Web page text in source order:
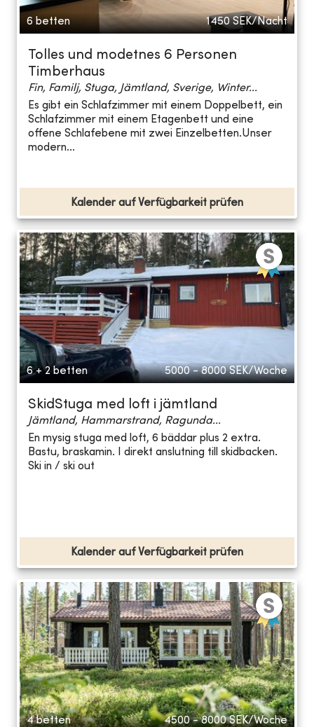
6 betten 1450 SEK/Nacht
Tolles und modetnes 6 Personen
Timberhaus
Fin, Familj, Stuga, Jämtland, Sverige, Winter...
Es gibt ein Schlafzimmer mit einem Doppelbett, ein
Schlafzimmer mit einem Etagenbett und eine
offene Schlafebene mit zwei Einzelbetten.Unser
modern...
Kalender auf Verfügbarkeit prüfen
6 + 2 betten 5000 - 8000 SEK/Woche
SkidStuga med loft i jämtland
Jämtland, Hammarstrand, Ragunda...
En mysig stuga med loft, 6 bäddar plus 2 extra.
Bastu, braskamin. I direkt anslutning till skidbacken.
Ski in / ski out
Kalender auf Verfügbarkeit prüfen
4 betten 4500 - 8000 SEK/Woche